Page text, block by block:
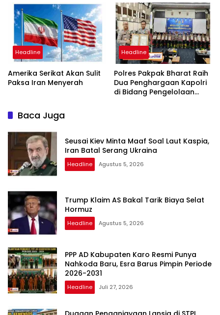
Minta Proses Transparan
dan Bebas Intervensi
Headline
Amerika Serikat Akan Sulit
Paksa Iran Menyerah
Headline
Polres Pakpak Bharat Raih
Dua Penghargaan Kapolri
di Bidang Pengelolaan
Baca Juga
Seusai Kiev Minta Maaf Soal Laut Kaspia,
Iran Batal Serang Ukraina
Headline Agustus 5, 2026
Trump Klaim AS Bakal Tarik Biaya Selat
Hormuz
Headline Agustus 5, 2026
PPP AD Kabupaten Karo Resmi Punya
Nahkoda Baru, Esra Barus Pimpin Periode
2026-2031
Headline Juli 27, 2026